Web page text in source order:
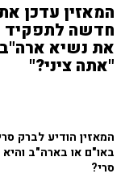
המאזין עדכן
חדשה לתפקיד
את נשיא
"אתה ציני?"
המאזין הודיע לברק
באו"ם או בארה"ב
סרי?